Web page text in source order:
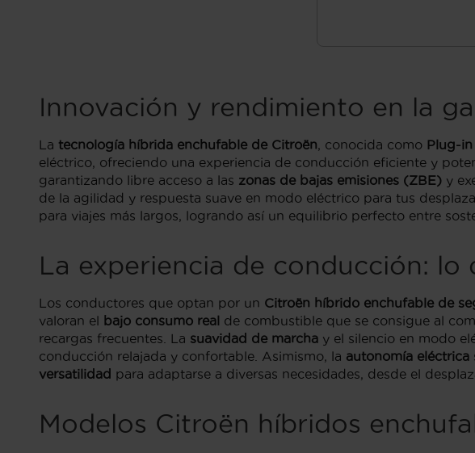
Innovación y rendimiento en la
La tecnología híbrida enchufable de Citroën, conocida como Plug-in
eléctrico, ofreciendo una experiencia de conducción eficiente y
garantizando libre acceso a las zonas de bajas emisiones (ZBE) y
de la agilidad y respuesta suave en modo eléctrico para tus
para viajes más largos, logrando así un equilibrio perfecto entre
La experiencia de conducción:
Los conductores que optan por un Citroën híbrido enchufable de
valoran el bajo consumo real de combustible que se consigue al
recargas frecuentes. La suavidad de marcha y el silencio en modo
conducción relajada y confortable. Asimismo, la autonomía eléctrica
versatilidad para adaptarse a diversas necesidades, desde el
Modelos Citroën híbridos